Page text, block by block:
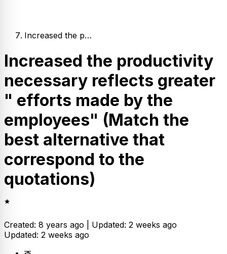
Increased the p…
Increased the productivity
necessary reflects greater
" efforts made by the
employees" (Match the
best alternative that
correspond to the
quotations)
Created: 8 years ago | Updated: 2 weeks ago
Updated: 2 weeks ago